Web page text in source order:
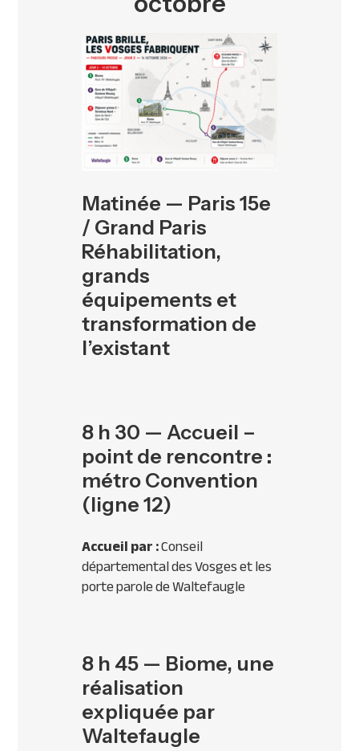
Matinée — Paris 15e
/ Grand Paris
Réhabilitation,
grands
équipements et
transformation de
l’existant
8 h 30 — Accueil –
point de rencontre :
métro Convention
(ligne 12)
Accueil par :Conseil
départemental des Vosges et les
porte parole de Waltefaugle
8 h 45 — Biome, une
réalisation
expliquée par
Waltefaugle